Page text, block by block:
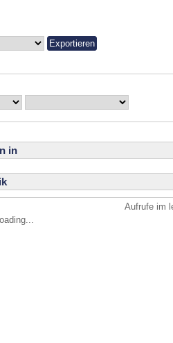
in
Aufrufe im